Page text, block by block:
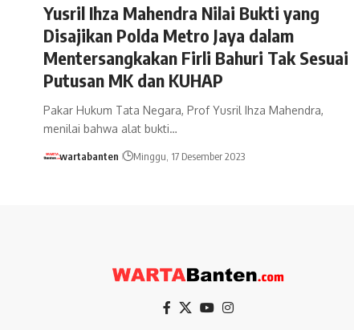
Yusril Ihza Mahendra Nilai Bukti yang
Disajikan Polda Metro Jaya dalam
Mentersangkakan Firli Bahuri Tak Sesuai
Putusan MK dan KUHAP
Pakar Hukum Tata Negara, Prof Yusril Ihza Mahendra,
menilai bahwa alat bukti…
wartabanten Minggu, 17 Desember 2023